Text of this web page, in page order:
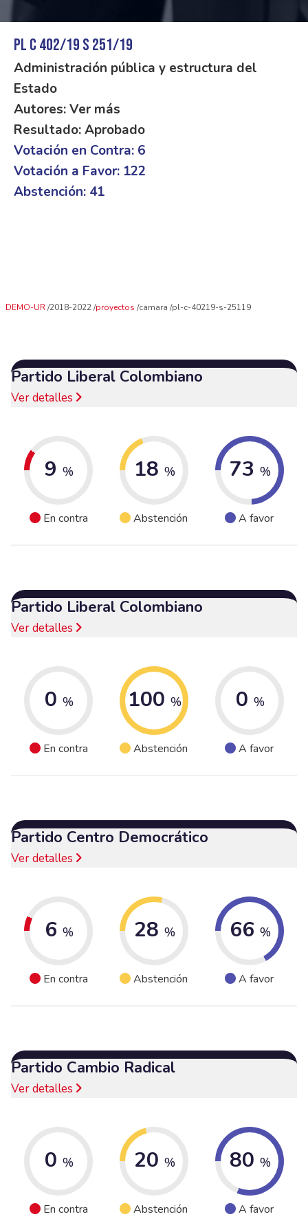
PL C 402/19 S 251/19
Administración pública y estructura del
Estado
Autores: Ver más
Resultado: Aprobado
Votación en Contra: 6
Votación a Favor: 122
Abstención: 41
DEMO-UR 2018-2022 proyectos camara pl-c-40219-s-25119
Partido Liberal Colombiano
Ver detalles
9 %
En contra
18 %
Abstención
73 %
A favor
Partido Liberal Colombiano
Ver detalles
0 %
En contra
100 %
Abstención
0 %
A favor
Partido Centro Democrático
Ver detalles
6 %
En contra
28 %
Abstención
66 %
A favor
Partido Cambio Radical
Ver detalles
0 %
En contra
20 %
Abstención
80 %
A favor